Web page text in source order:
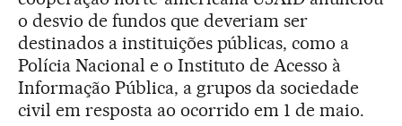
o desvio de fundos que deveriam ser
destinados a instituições públicas, como a
Polícia Nacional e o Instituto de Acesso à
Informação Pública, a grupos da sociedade
civil em resposta ao ocorrido em 1 de maio.